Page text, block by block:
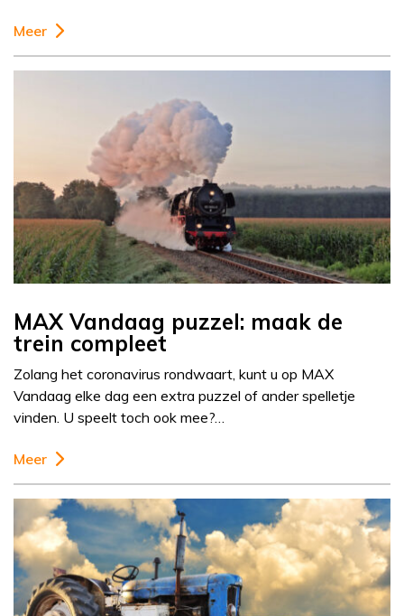
Meer
MAX Vandaag puzzel: maak de
trein compleet
Zolang het coronavirus rondwaart, kunt u op MAX
Vandaag elke dag een extra puzzel of ander spelletje
vinden. U speelt toch ook mee?…
Meer